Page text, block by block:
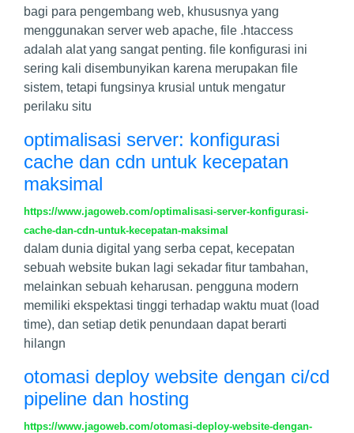
bagi para pengembang web, khususnya yang
menggunakan server web apache, file .htaccess
adalah alat yang sangat penting. file konfigurasi ini
sering kali disembunyikan karena merupakan file
sistem, tetapi fungsinya krusial untuk mengatur
perilaku situ
optimalisasi server: konfigurasi
cache dan cdn untuk kecepatan
maksimal
https://www.jagoweb.com/optimalisasi-server-konfigurasi-
cache-dan-cdn-untuk-kecepatan-maksimal
dalam dunia digital yang serba cepat, kecepatan
sebuah website bukan lagi sekadar fitur tambahan,
melainkan sebuah keharusan. pengguna modern
memiliki ekspektasi tinggi terhadap waktu muat (load
time), dan setiap detik penundaan dapat berarti
hilangn
otomasi deploy website dengan ci/cd
pipeline dan hosting
https://www.jagoweb.com/otomasi-deploy-website-dengan-